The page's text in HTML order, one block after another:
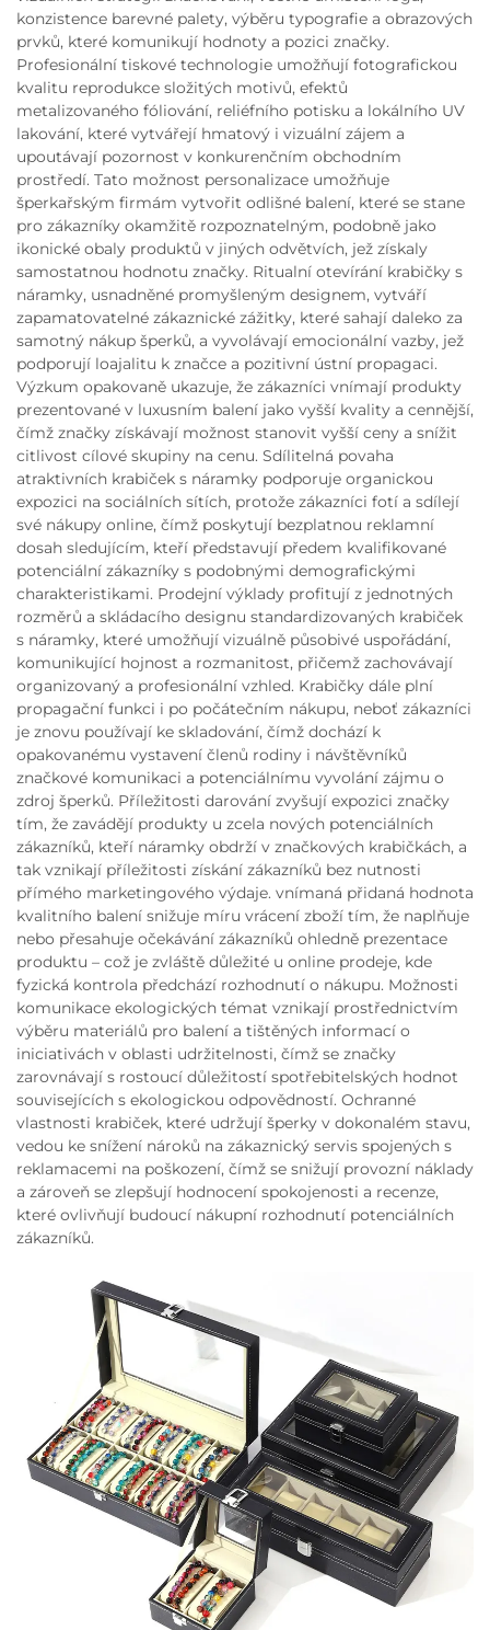
konzistence barevné palety, výběru typografie a obrazových
prvků, které komunikují hodnoty a pozici značky.
Profesionální tiskové technologie umožňují fotografickou
kvalitu reprodukce složitých motivů, efektů
metalizovaného fóliování, reliéfního potisku a lokálního UV
lakování, které vytvářejí hmatový i vizuální zájem a
upoutávají pozornost v konkurenčním obchodním
prostředí. Tato možnost personalizace umožňuje
šperkařským firmám vytvořit odlišné balení, které se stane
pro zákazníky okamžitě rozpoznatelným, podobně jako
ikonické obaly produktů v jiných odvětvích, jež získaly
samostatnou hodnotu značky. Ritualní otevírání krabičky s
náramky, usnadněné promyšleným designem, vytváří
zapamatovatelné zákaznické zážitky, které sahají daleko za
samotný nákup šperků, a vyvolávají emocionální vazby, jež
podporují loajalitu k značce a pozitivní ústní propagaci.
Výzkum opakovaně ukazuje, že zákazníci vnímají produkty
prezentované v luxusním balení jako vyšší kvality a cennější,
čímž značky získávají možnost stanovit vyšší ceny a snížit
citlivost cílové skupiny na cenu. Sdílitelná povaha
atraktivních krabiček s náramky podporuje organickou
expozici na sociálních sítích, protože zákazníci fotí a sdílejí
své nákupy online, čímž poskytují bezplatnou reklamní
dosah sledujícím, kteří představují předem kvalifikované
potenciální zákazníky s podobnými demografickými
charakteristikami. Prodejní výklady profitují z jednotných
rozměrů a skládacího designu standardizovaných krabiček
s náramky, které umožňují vizuálně působivé uspořádání,
komunikující hojnost a rozmanitost, přičemž zachovávají
organizovaný a profesionální vzhled. Krabičky dále plní
propagační funkci i po počátečním nákupu, neboť zákazníci
je znovu používají ke skladování, čímž dochází k
opakovanému vystavení členů rodiny i návštěvníků
značkové komunikaci a potenciálnímu vyvolání zájmu o
zdroj šperků. Příležitosti darování zvyšují expozici značky
tím, že zavádějí produkty u zcela nových potenciálních
zákazníků, kteří náramky obdrží v značkových krabičkách, a
tak vznikají příležitosti získání zákazníků bez nutnosti
přímého marketingového výdaje. vnímaná přidaná hodnota
kvalitního balení snižuje míru vrácení zboží tím, že naplňuje
nebo přesahuje očekávání zákazníků ohledně prezentace
produktu – což je zvláště důležité u online prodeje, kde
fyzická kontrola předchází rozhodnutí o nákupu. Možnosti
komunikace ekologických témat vznikají prostřednictvím
výběru materiálů pro balení a tištěných informací o
iniciativách v oblasti udržitelnosti, čímž se značky
zarovnávají s rostoucí důležitostí spotřebitelských hodnot
souvisejících s ekologickou odpovědností. Ochranné
vlastnosti krabiček, které udržují šperky v dokonalém stavu,
vedou ke snížení nároků na zákaznický servis spojených s
reklamacemi na poškození, čímž se snižují provozní náklady
a zároveň se zlepšují hodnocení spokojenosti a recenze,
které ovlivňují budoucí nákupní rozhodnutí potenciálních
zákazníků.